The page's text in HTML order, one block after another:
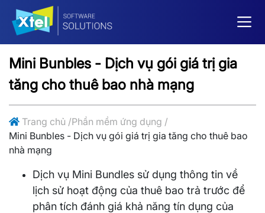
Mini Bunbles - Dịch vụ gói giá trị gia
tăng cho thuê bao nhà mạng
Trang chủ /Phần mềm ứng dụng /
Mini Bunbles - Dịch vụ gói giá trị gia tăng cho thuê bao
nhà mạng
Dịch vụ Mini Bundles sử dụng thông tin về
lịch sử hoạt động của thuê bao trả trước để
phân tích đánh giá khả năng tín dụng của